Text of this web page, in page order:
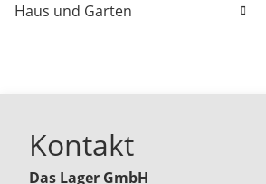
Haus und Garten
Kontakt
Das Lager GmbH